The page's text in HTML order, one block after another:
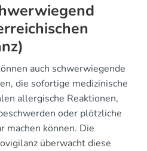
auch schwerwiegende
die sofortige medizinische
allergische Reaktionen,
oder plötzliche
machen können. Die
überwacht diese